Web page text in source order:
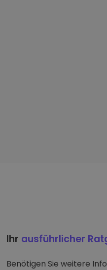
Ihr ausführlicher
Benötigen Sie weitere